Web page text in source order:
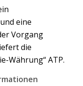
eine
Vorgang
die
Währung“ ATP.